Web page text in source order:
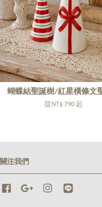
蝴蝶結聖誕樹/紅星橫條文
從 NT$ 790 起
關注我們
FacebookGoogle Instagram